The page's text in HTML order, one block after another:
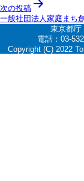
ナ
ビ
ー
次の投稿
一般社団法人家庭まち
東京都庁
電話：03-
Copyright (C) 2022